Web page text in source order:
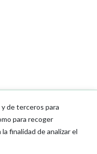
de terceros para
para recoger
finalidad de analizar el